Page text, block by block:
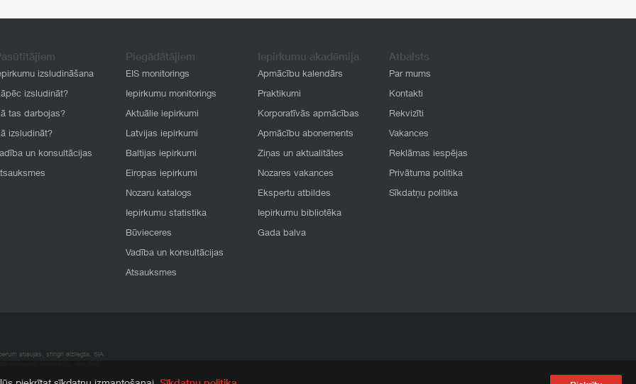
izsludināšana
izsludināt?
tas darbojas?
izsludināt?
un konsultācijas
Piegādātājiem
EIS monitorings
Iepirkumu monitorings
Aktuālie iepirkumi
Latvijas iepirkumi
Baltijas iepirkumi
Eiropas iepirkumi
Nozaru katalogs
Iepirkumu statistika
Būvieceres
Vadība un konsultācijas
Atsauksmes
Iepirkumu akadēmija
Apmācību kalendārs
Praktikumi
Korporatīvās apmācības
Apmācību abonements
Ziņas un aktualitātes
Nozares vakances
Ekspertu atbildes
Iepirkumu bibliotēka
Gada balva
Atbalsts
Par mums
Kontakti
Rekvizīti
Vakances
Reklāmas iespējas
Privātuma politika
Sīkdatņu politika
atļaujas, stingri aizliegta. SIA